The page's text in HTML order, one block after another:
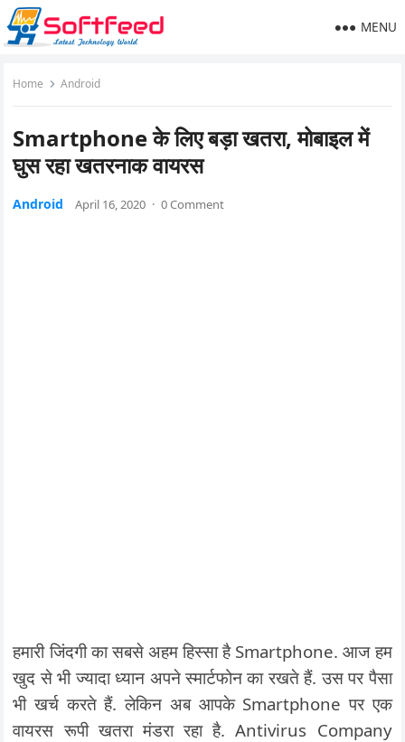
MENU
Home Android
Smartphone के लिए बड़ा खतरा, मोबाइल में
घुस रहा खतरनाक वायरस
Android April 16, 2020 · 0 Comment
हमारी जिंदगी का सबसे अहम हिस्सा है Smartphone. आज हम
खुद से भी ज्यादा ध्यान अपने स्मार्टफोन का रखते हैं. उस पर पैसा
भी खर्च करते हैं. लेकिन अब आपके Smartphone पर एक
वायरस रूपी खतरा मंडरा रहा है. Antivirus Company